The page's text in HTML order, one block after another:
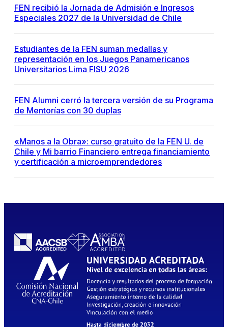
FEN recibió la Jornada de Admisión e Ingresos
Especiales 2027 de la Universidad de Chile
Estudiantes de la FEN suman medallas y
representación en los Juegos Panamericanos
Universitarios Lima FISU 2026
FEN Alumni cerró la tercera versión de su Programa
de Mentorías con 30 duplas
«Manos a la Obra»: curso gratuito de la FEN U. de
Chile y Mi barrio Financiero entrega financiamiento
y certificación a microemprendedores